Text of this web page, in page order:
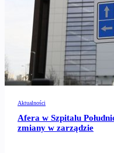
Aktualności
Afera w Szpitalu
zmiany w zarządzie